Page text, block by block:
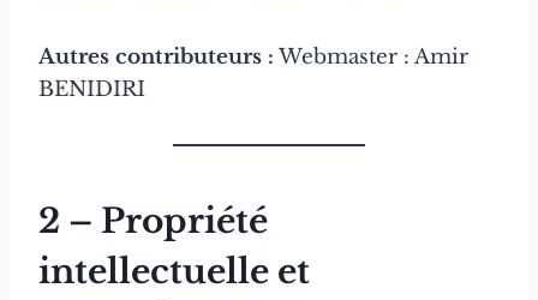
Autres contributeurs : Webmaster : Amir
BENIDIRI
2 – Propriété
intellectuelle et